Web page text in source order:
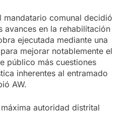
mandatario comunal decidió
avances en la rehabilitación
ejecutada mediante una
mejorar notablemente el
público más cuestiones
inherentes al entramado
AW.
autoridad distrital